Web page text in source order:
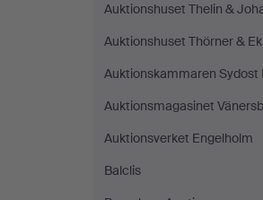
Auktionshuset Thelin &
Auktionshuset Thörner & Ek
Auktionskammaren Sydost
Auktionsmagasinet
Auktionsverket Engelholm
Balclis